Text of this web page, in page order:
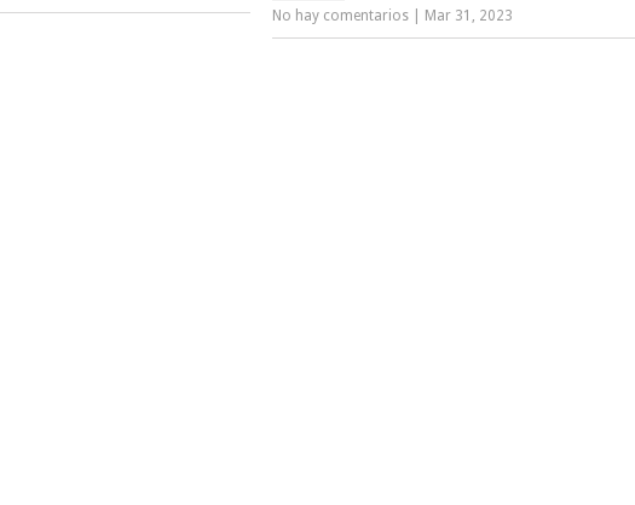
No hay comentarios Mar 31, 2023